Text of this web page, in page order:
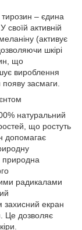
– єдина
своїй активній
(активує
шкірі
що
вироблення
засмаги.
натуральний
що ростуть
допомагає
природна
радикалами
захисний екран
Це дозволяє